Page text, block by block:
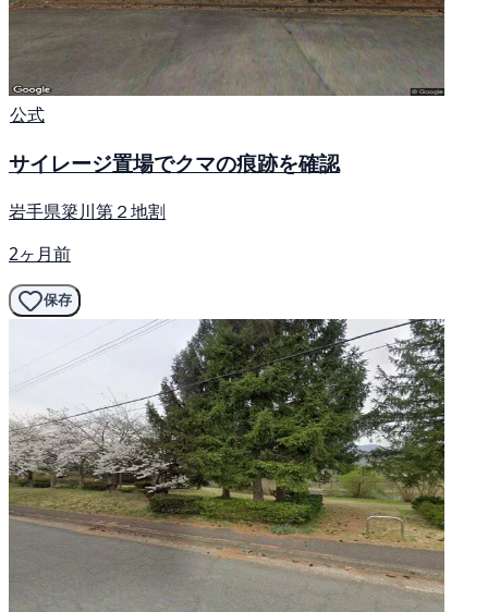
公式
サイレージ置場でクマの痕跡を確認
岩手県簗川第２地割
2ヶ月前
保存